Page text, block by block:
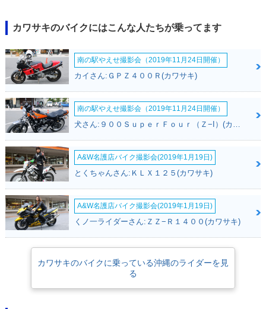
カワサキのバイクにはこんな人たちが乗ってます
南の駅やえせ撮影会（2019年11月24日開催）
カイさん:ＧＰＺ４００Ｒ(カワサキ)
南の駅やえせ撮影会（2019年11月24日開催）
A&W名護店バイク撮影会(2019年1月19日)
とくちゃんさん:ＫＬＸ１２５(カワサキ)
A&W名護店バイク撮影会(2019年1月19日)
くノ一ライダーさん:ＺＺ−Ｒ１４００(カワサキ)
カワサキのバイクに乗っている沖縄のライダーを見
る